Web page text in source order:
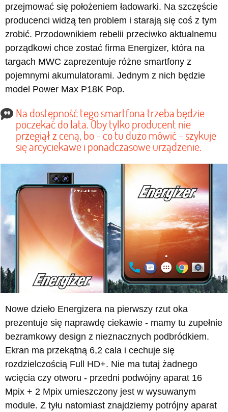
przejmować się położeniem ładowarki. Na szczęście
producenci widzą ten problem i starają się coś z tym
zrobić. Przodownikiem rebelii przeciwko aktualnemu
porządkowi chce zostać firma Energizer, która na
targach MWC zaprezentuje różne smartfony z
pojemnymi akumulatorami. Jednym z nich będzie
model Power Max P18K Pop.
Na dostępność tego smartfona trzeba będzie
poczekać do lata. Oby tylko producent nie
przegiął z ceną, bo - co tu dużo mówić - szykuje
się arcyciekawe i ponadczasowe urządzenie.
Nowe dzieło Energizera na pierwszy rzut oka
prezentuje się naprawdę ciekawie - mamy tu zupełnie
bezramkowy design z nieznacznych podbródkiem.
Ekran ma przekątną 6,2 cala i cechuje się
rozdzielczością Full HD+. Nie ma tutaj żadnego
wcięcia czy otworu - przedni podwójny aparat 16
Mpix + 2 Mpix umieszczony jest w wysuwanym
module. Z tyłu natomiast znajdziemy potrójny aparat